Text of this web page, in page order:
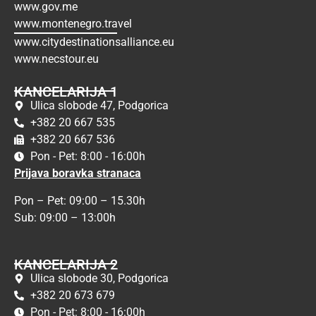
www.gov.me
www.montenegro.travel
www.citydestinationsalliance.eu
www.necstour.eu
KANCELARIJA 1
Ulica slobode 47, Podgorica
+382 20 667 535
+382 20 667 536
Pon - Pet: 8:00 - 16:00h
Prijava boravka stranaca
Pon – Pet: 09:00 – 15.30h
Sub: 09:00 – 13:00h
KANCELARIJA 2
Ulica slobode 30, Podgorica
+382 20 673 679
Pon - Pet: 8:00 - 16:00h